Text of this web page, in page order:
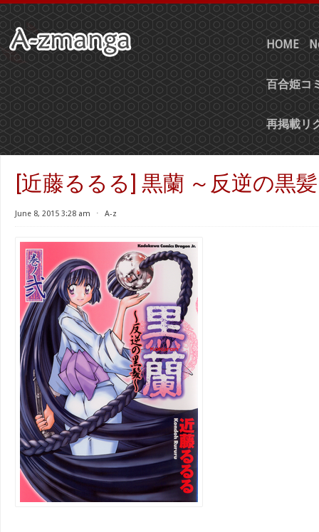
HOME
百合姫コ
再掲載リ
[近藤るるる] 黒蘭 ～反逆の黒
June 8, 2015 3:28 am ⋅ A-z